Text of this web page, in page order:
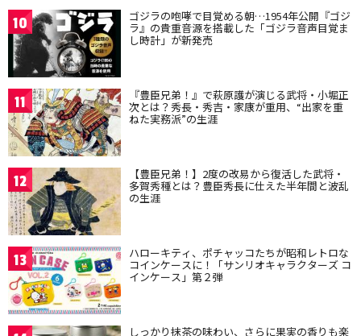
10 ゴジラの咆哮で目覚める朝…1954年公開『ゴジ
ラ』の貴重音源を搭載した「ゴジラ音声目覚ま
し時計」が新発売
11 『豊臣兄弟！』で萩原護が演じる武将・小堀正
次とは？秀長・秀吉・家康が重用、“出家を重
ねた実務派”の生涯
12 【豊臣兄弟！】2度の改易から復活した武将・
多賀秀種とは？豊臣秀長に仕えた半年間と波乱
の生涯
13 ハローキティ、ポチャッコたちが昭和レトロな
コインケースに！「サンリオキャラクターズ コ
インケース」第２弾
しっかり抹茶の味わい、さらに果実の香りも楽